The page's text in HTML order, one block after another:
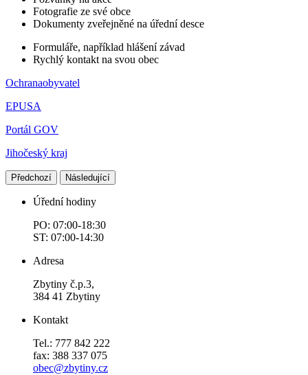
Fotografie ze své obce
Dokumenty zveřejněné na úřední desce
Formuláře, například hlášení závad
Rychlý kontakt na svou obec
Ochranaobyvatel
EPUSA
Portál GOV
Jihočeský kraj
Předchozí Následující
Úřední hodiny
PO: 07:00-18:30
ST: 07:00-14:30
Adresa
Zbytiny č.p.3,
384 41 Zbytiny
Kontakt
Tel.: 777 842 222
fax: 388 337 075
obec@zbytiny.cz